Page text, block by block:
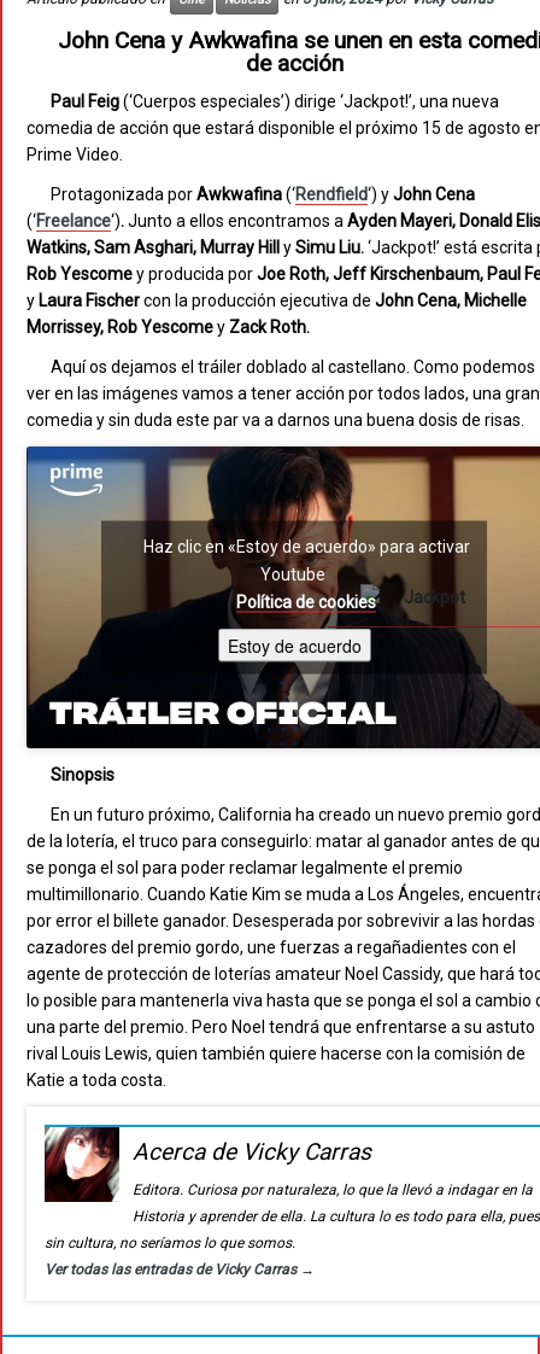
John Cena y Awkwafina se unen en esta
de acción
Paul Feig(‘Cuerpos especiales’) dirige ‘Jackpot!’, una nueva
comedia de acción que estará disponible el próximo 15 de agosto
Prime Video.
Protagonizada porAwkwafina(‘Rendfield‘) yJohn Cena
(‘Freelance‘).Junto a ellos encontramos aAyden Mayeri, Donald
Watkins, Sam Asghari, Murray Hill ySimu Liu.‘Jackpot!’ está escrita
Rob Yescomey producida porJoe Roth, Jeff Kirschenbaum, Paul
y Laura Fischercon la producción ejecutiva de John Cena, Michelle
Morrissey, Rob Yescomey Zack Roth.
Aquí os dejamos el tráiler doblado al castellano. Como podemos
ver en las imágenes vamos a tener acción por todos lados, una gran
comedia y sin duda este par va a darnos una buena dosis de risas.
Haz clic en «Estoy de acuerdo» para activar
Youtube
Política de cookies
Estoy de acuerdo
Sinopsis
En un futuro próximo, California ha creado un nuevo premio
de la lotería, el truco para conseguirlo: matar al ganador antes de
se ponga el sol para poder reclamar legalmente el premio
multimillonario. Cuando Katie Kim se muda a Los Ángeles,
por error el billete ganador. Desesperada por sobrevivir a las hordas
cazadores del premio gordo, une fuerzas a regañadientes con el
agente de protección de loterías amateur Noel Cassidy, que hará
lo posible para mantenerla viva hasta que se ponga el sol a cambio
una parte del premio. Pero Noel tendrá que enfrentarse a su astuto
rival Louis Lewis, quien también quiere hacerse con la comisión de
Katie a toda costa.
Acerca de Vicky Carras
Editora. Curiosa por naturaleza, lo que la llevó a indagar en la
Historia y aprender de ella. La cultura lo es todo para ella, pues
sin cultura, no seríamos lo que somos.
Ver todas las entradas de Vicky Carras →